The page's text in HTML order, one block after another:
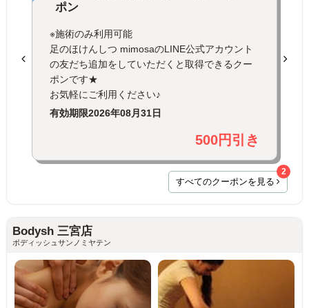
ポン
※施術のみ利用可能
足のほけんしつ mimosaのLINE公式アカウント
の友だち追加をしていただくと取得できるクー
ポンです★
お気軽にご利用ください♪
有効期限2026年08月31日
500円引き
すべてのクーポンを見る
2
Bodysh 三宮店
ボディッシュサンノミヤテン